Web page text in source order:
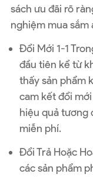
sách ưu đãi rõ
nghiệm mua
Đổi Mới 1-1
đầu tiên kể từ
thấy sản phẩm
cam kết đổi
hiệu quả tương
miễn phí.
Đổi Trả Hoặc
các sản phẩm